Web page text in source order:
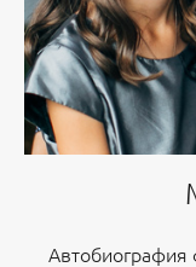
Автобиография